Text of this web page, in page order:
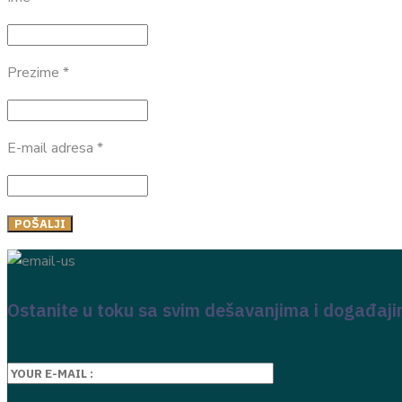
Prezime *
E-mail adresa *
Ostanite u toku sa svim dešavanjima i